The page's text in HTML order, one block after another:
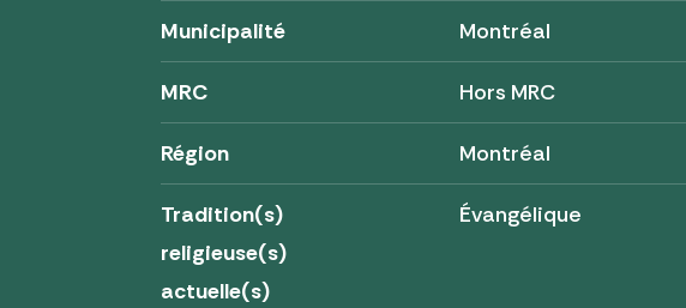
Municipalité Montréal
MRC Hors MRC
Région Montréal
Tradition(s)
religieuse(s)
actuelle(s)
Évangélique